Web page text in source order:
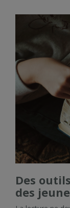
Des
des